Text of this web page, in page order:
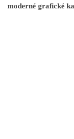
moderné grafické